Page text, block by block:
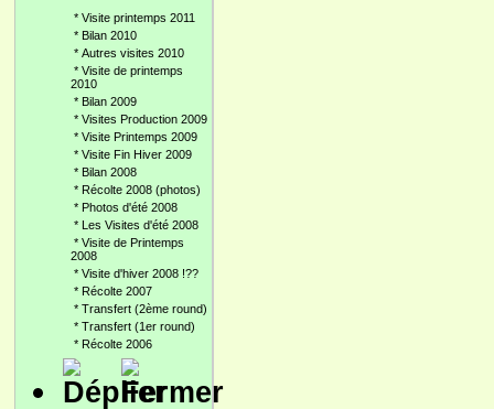
* Visite printemps 2011
* Bilan 2010
* Autres visites 2010
* Visite de printemps
2010
* Bilan 2009
* Visites Production 2009
* Visite Printemps 2009
* Visite Fin Hiver 2009
* Bilan 2008
* Récolte 2008 (photos)
* Photos d'été 2008
* Les Visites d'été 2008
* Visite de Printemps
2008
* Visite d'hiver 2008 !??
* Récolte 2007
* Transfert (2ème round)
* Transfert (1er round)
* Récolte 2006